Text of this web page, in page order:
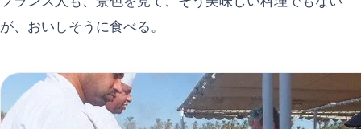
が、おいしそうに食べる。